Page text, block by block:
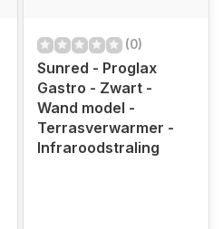
(0)
Sunred - Proglax
Gastro - Zwart -
Wand model -
Terrasverwarmer -
Infraroodstraling